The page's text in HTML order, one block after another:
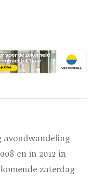
avondwandeling
en in 2012 in
zaterdag